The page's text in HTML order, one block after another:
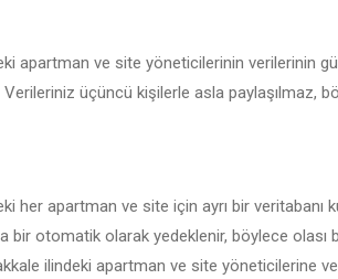
apartman ve site yöneticilerinin verilerinin
üçüncü kişilerle asla paylaşılmaz,
her apartman ve site için ayrı bir veritabanı
bir otomatik olarak yedeklenir, böylece olası
ilindeki apartman ve site yöneticilerine